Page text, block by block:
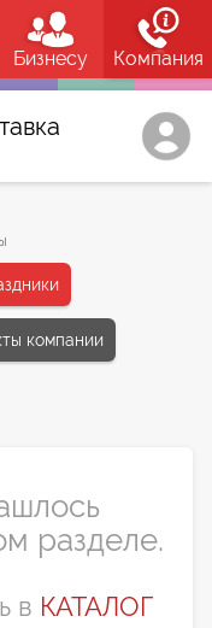
Бизнесу Компания
компании
разделе.
в КАТАЛОГ